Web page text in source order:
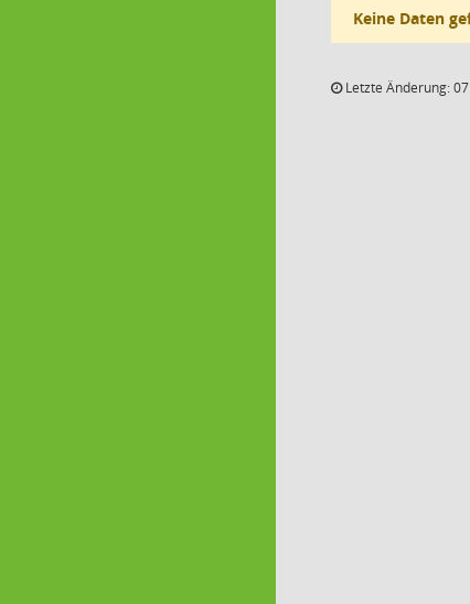
Keine Daten
Letzte Änderung: